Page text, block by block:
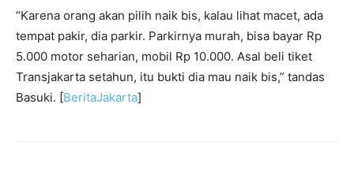
“Karena orang akan pilih naik bis, kalau lihat macet, ada
tempat pakir, dia parkir. Parkirnya murah, bisa bayar Rp
5.000 motor seharian, mobil Rp 10.000. Asal beli tiket
Transjakarta setahun, itu bukti dia mau naik bis,” tandas
Basuki. [BeritaJakarta]